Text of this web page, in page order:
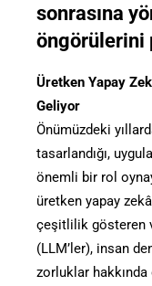
sonrasına
öngörülerini
Üretken Yapay
Geliyor
Önümüzdeki
tasarlandığı,
önemli bir rol
üretken yapay
çeşitlilik gösteren
(LLM’ler), insan
zorluklar